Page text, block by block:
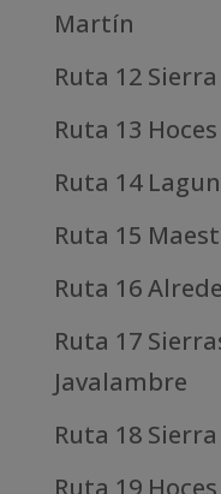
Martín
Ruta 12
Ruta 13
Ruta 14
Ruta 15
Ruta 16
Ruta 17
Javalambre
Ruta 18
Ruta 19